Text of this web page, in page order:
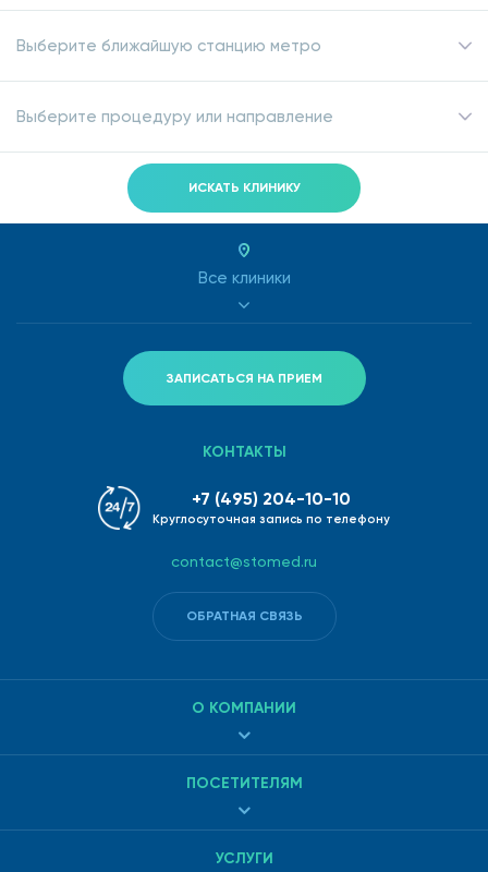
Выберите ближайшую станцию метро
Выберите процедуру или направление
ИСКАТЬ КЛИНИКУ
Все клиники
ЗАПИСАТЬСЯ НА ПРИЕМ
О КОМПАНИИ
ПОСЕТИТЕЛЯМ
УСЛУГИ
КОНТАКТЫ
+7 (495) 204-10-10
Круглосуточная запись по телефону
contact@stomed.ru
ОБРАТНАЯ СВЯЗЬ